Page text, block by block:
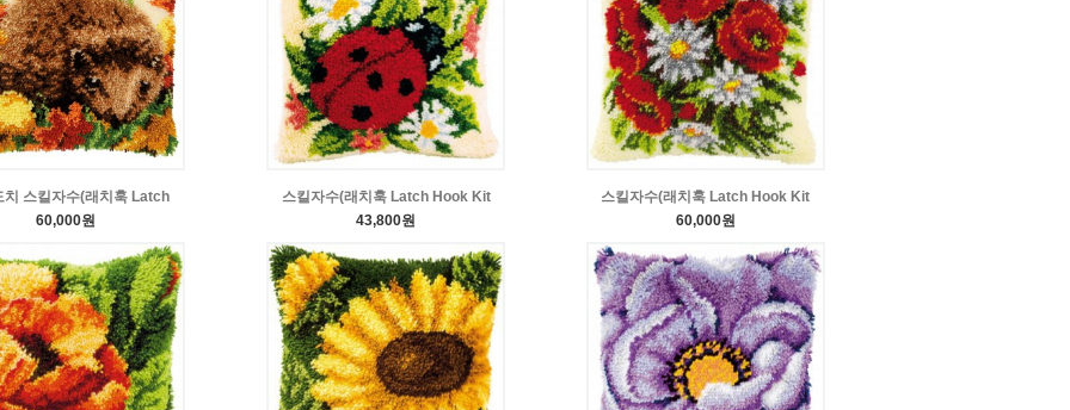
치 스킬자수(래치훅 Latch
60,000원
스킬자수(래치훅 Latch Hook Kit
43,800원
스킬자수(래치훅 Latch Hook Kit
60,000원